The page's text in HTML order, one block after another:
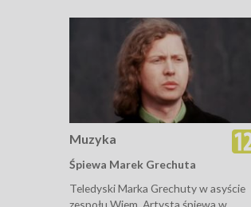
Muzyka
Śpiewa Marek Grechuta
Teledyski Marka Grechuty w asyście